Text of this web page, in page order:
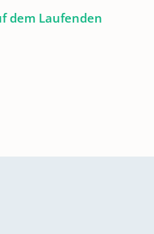
dem Laufenden